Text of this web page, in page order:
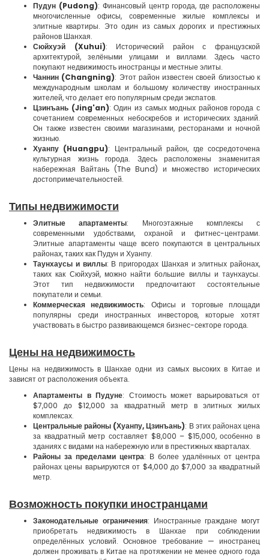
Пудун (Pudong): Финансовый центр города, где расположены
многочисленные офисы, современные жилые комплексы и
элитные квартиры. Это один из самых дорогих и престижных
районов Шанхая.
Сюйхуэй (Xuhui): Исторический район с французской
архитектурой, зелёными улицами и виллами. Здесь часто
покупают недвижимость иностранцы и местные элиты.
Чаннин (Changning): Этот район известен своей близостью к
международным школам и большому количеству иностранных
жителей, что делает его популярным среди экспатов.
Цзинъань (Jing'an): Один из самых модных районов города с
сочетанием современных небоскребов и исторических зданий.
Он также известен своими магазинами, ресторанами и ночной
жизнью.
Хуанпу (Huangpu): Центральный район, где сосредоточена
культурная жизнь города. Здесь расположены знаменитая
набережная Вайтань (The Bund) и множество исторических
достопримечательностей.
Типы недвижимости
Элитные апартаменты: Многоэтажные комплексы с
современными удобствами, охраной и фитнес-центрами.
Элитные апартаменты чаще всего покупаются в центральных
районах, таких как Пудун и Хуанпу.
Таунхаусы и виллы: В пригородах Шанхая и элитных районах,
таких как Сюйхуэй, можно найти большие виллы и таунхаусы.
Этот тип недвижимости предпочитают состоятельные
покупатели и семьи.
Коммерческая недвижимость: Офисы и торговые площади
популярны среди иностранных инвесторов, которые хотят
участвовать в быстро развивающемся бизнес-секторе города.
Цены на недвижимость
Цены на недвижимость в Шанхае одни из самых высоких в Китае и
зависят от расположения объекта.
Апартаменты в Пудуне: Стоимость может варьироваться от
$7,000 до $12,000 за квадратный метр в элитных жилых
комплексах.
Центральные районы (Хуанпу, Цзинъань): В этих районах цена
за квадратный метр составляет $8,000 – $15,000, особенно в
зданиях с видами на набережную или в престижных кварталах.
Районы за пределами центра: В более удалённых от центра
районах цены варьируются от $4,000 до $7,000 за квадратный
метр.
Возможность покупки иностранцами
Законодательные ограничения: Иностранные граждане могут
приобретать недвижимость в Шанхае при соблюдении
определённых условий. Основное требование — иностранец
должен проживать в Китае на протяжении не менее одного года